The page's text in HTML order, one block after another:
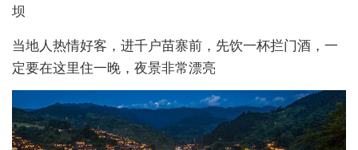
坝
当地人热情好客，进千户苗寨前，先饮一杯拦门酒，一
定要在这里住一晚，夜景非常漂亮